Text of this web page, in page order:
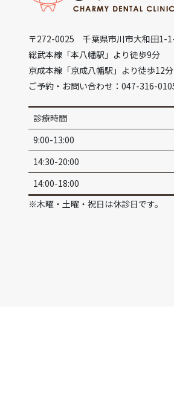
〒272-0025 千葉県市川市大和田1-
総武本線「本八幡駅」より徒歩9分
京成本線「京成八幡駅」より徒歩12分
ご予約・お問い合わせ：047-316-
診療時間
9:00-13:00
14:30-20:00
14:00-18:00
※木曜・土曜・祝日は休診日です。